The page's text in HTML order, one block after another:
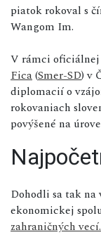
piatok rokoval s
Wangom Im.
V rámci oficiálnej
Fica(Smer-SD) v
diplomacií o
rokovaniach
povýšené na
Dohodli sa tak na
ekonomickej
zahraničných vecí.